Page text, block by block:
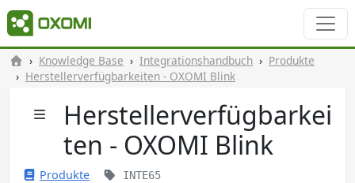
Knowledge Base Integrationshandbuch
Produkte
Herstellerverfügbarkeiten - OXOMI Blink
Herstellerverfügbarkei
ten - OXOMI Blink
Produkte INTE65